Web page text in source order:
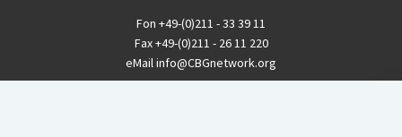
Fon +49-(0)211 - 33 39 11
Fax+49-(0)211 - 26 11 220
eMailinfo@CBGnetwork.org